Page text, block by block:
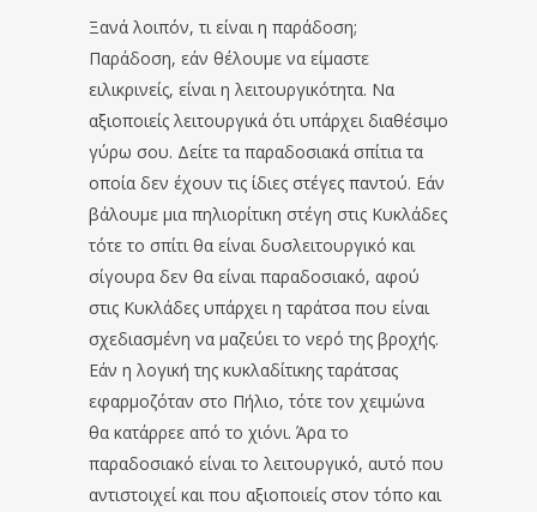
Ξανά λοιπόν, τι είναι η παράδοση;
Παράδοση, εάν θέλουμε να είμαστε
ειλικρινείς, είναι η λειτουργικότητα. Να
αξιοποιείς λειτουργικά ότι υπάρχει διαθέσιμο
γύρω σου. Δείτε τα παραδοσιακά σπίτια τα
οποία δεν έχουν τις ίδιες στέγες παντού. Εάν
βάλουμε μια πηλιορίτικη στέγη στις Κυκλάδες
τότε το σπίτι θα είναι δυσλειτουργικό και
σίγουρα δεν θα είναι παραδοσιακό, αφού
στις Κυκλάδες υπάρχει η ταράτσα που είναι
σχεδιασμένη να μαζεύει το νερό της βροχής.
Εάν η λογική της κυκλαδίτικης ταράτσας
εφαρμοζόταν στο Πήλιο, τότε τον χειμώνα
θα κατάρρεε από το χιόνι. Άρα το
παραδοσιακό είναι το λειτουργικό, αυτό που
αντιστοιχεί και που αξιοποιείς στον τόπο και